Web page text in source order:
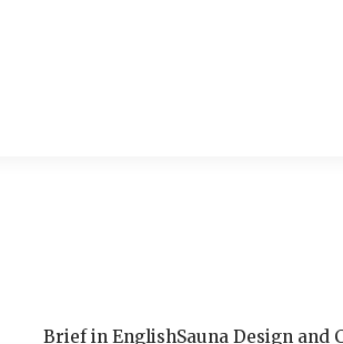
Brief in EnglishSauna Design and